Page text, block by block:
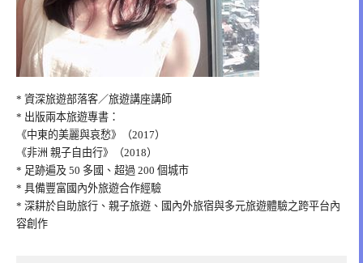
* 資深旅遊部落客／旅遊講座講師
* 出版兩本旅遊專書：
《中東的美麗與哀愁》（2017）
《非洲 親子自由行》（2018）
* 足跡遍及 50 多國、超過 200 個城市
* 具備豐富國內外旅遊合作經驗
* 深耕於自助旅行、親子旅遊、國內外旅宿與多元旅遊體驗之跨平台內
容創作